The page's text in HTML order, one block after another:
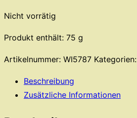
Nicht vorrätig
Produkt enthält: 75 g
Artikelnummer: WI5787 Kategorien:
Beschreibung
Zusätzliche Informationen